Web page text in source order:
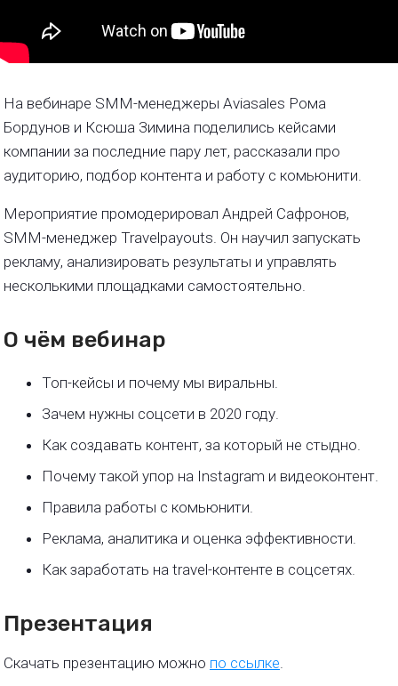
На вебинаре SMM-менеджеры Aviasales Рома
Бордунов и Ксюша Зимина поделились кейсами
компании за последние пару лет, рассказали про
аудиторию, подбор контента и работу с комьюнити.
Мероприятие промодерировал Андрей Сафронов,
SMM-менеджер Travelpayouts. Он научил запускать
рекламу, анализировать результаты и управлять
несколькими площадками самостоятельно.
О чём вебинар
Топ-кейсы и почему мы виральны.
Зачем нужны соцсети в 2020 году.
Как создавать контент, за который не стыдно.
Почему такой упор на Instagram и видеоконтент.
Правила работы с комьюнити.
Реклама, аналитика и оценка эффективности.
Как заработать на travel-контенте в соцсетях.
Презентация
Скачать презентацию можно по ссылке.